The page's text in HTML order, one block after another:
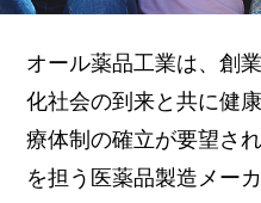
オール薬品工業は、創
化社会の到来と共に健
療体制の確立が要望され
を担う医薬品製造メー